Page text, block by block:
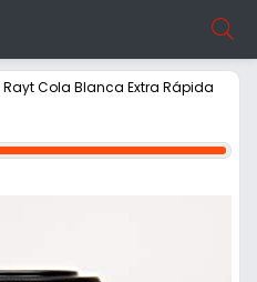
Rayt Cola Blanca Extra Rápida